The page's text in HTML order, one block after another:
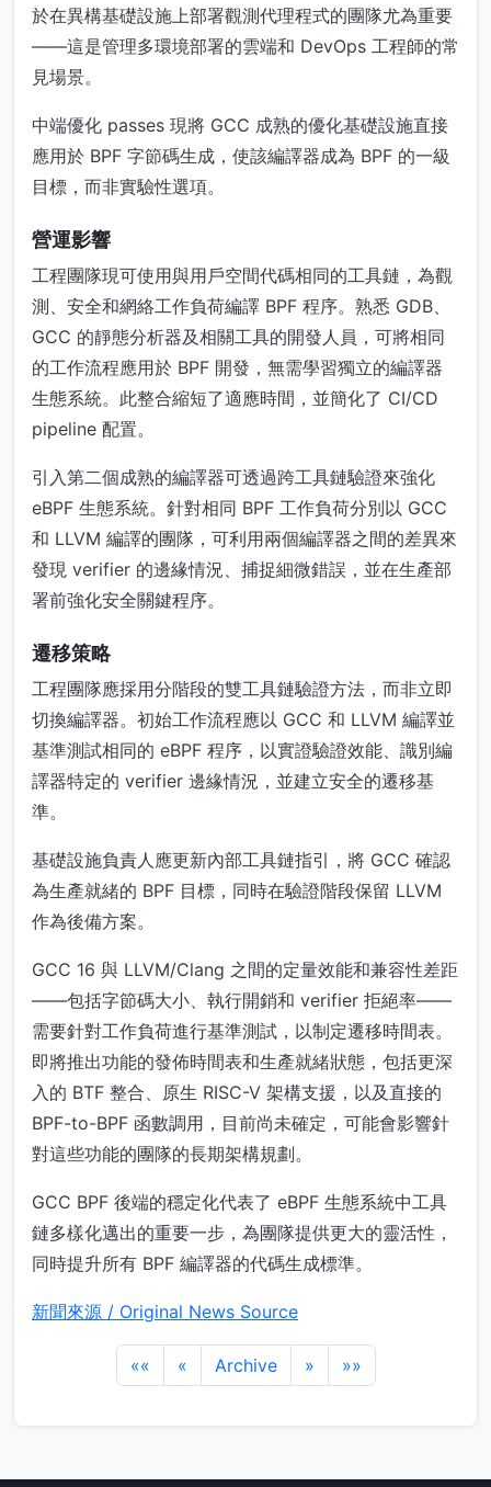
於在異構基礎設施上部署觀測代理程式的團隊尤為重要
——這是管理多環境部署的雲端和 DevOps 工程師的常
見場景。
中端優化 passes 現將 GCC 成熟的優化基礎設施直接
應用於 BPF 字節碼生成，使該編譯器成為 BPF 的一級
目標，而非實驗性選項。
營運影響
工程團隊現可使用與用戶空間代碼相同的工具鏈，為觀
測、安全和網絡工作負荷編譯 BPF 程序。熟悉 GDB、
GCC 的靜態分析器及相關工具的開發人員，可將相同
的工作流程應用於 BPF 開發，無需學習獨立的編譯器
生態系統。此整合縮短了適應時間，並簡化了 CI/CD
pipeline 配置。
引入第二個成熟的編譯器可透過跨工具鏈驗證來強化
eBPF 生態系統。針對相同 BPF 工作負荷分別以 GCC
和 LLVM 編譯的團隊，可利用兩個編譯器之間的差異來
發現 verifier 的邊緣情況、捕捉細微錯誤，並在生產部
署前強化安全關鍵程序。
遷移策略
工程團隊應採用分階段的雙工具鏈驗證方法，而非立即
切換編譯器。初始工作流程應以 GCC 和 LLVM 編譯並
基準測試相同的 eBPF 程序，以實證驗證效能、識別編
譯器特定的 verifier 邊緣情況，並建立安全的遷移基
準。
基礎設施負責人應更新內部工具鏈指引，將 GCC 確認
為生產就緒的 BPF 目標，同時在驗證階段保留 LLVM
作為後備方案。
GCC 16 與 LLVM/Clang 之間的定量效能和兼容性差距
——包括字節碼大小、執行開銷和 verifier 拒絕率——
需要針對工作負荷進行基準測試，以制定遷移時間表。
即將推出功能的發佈時間表和生產就緒狀態，包括更深
入的 BTF 整合、原生 RISC-V 架構支援，以及直接的
BPF-to-BPF 函數調用，目前尚未確定，可能會影響針
對這些功能的團隊的長期架構規劃。
GCC BPF 後端的穩定化代表了 eBPF 生態系統中工具
鏈多樣化邁出的重要一步，為團隊提供更大的靈活性，
同時提升所有 BPF 編譯器的代碼生成標準。
新聞來源 / Original News Source
«« « Archive » »»